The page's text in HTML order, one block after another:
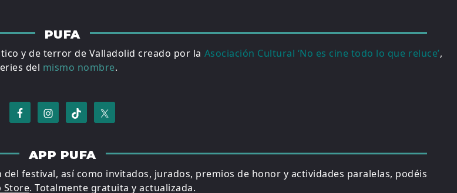
PUFA
y de terror de Valladolid creado por la Asociación Cultural ‘No es cine todo lo que reluce’,
del mismo nombre.
APP PUFA
festival, así como invitados, jurados, premios de honor y actividades paralelas, podéis
Store. Totalmente gratuita y actualizada.